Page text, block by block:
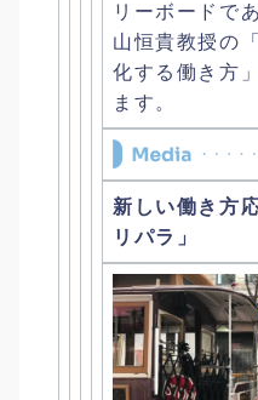
リーボードで
山恒貴教授の「
化する働き方
ます。
新しい働き方
リパラ」